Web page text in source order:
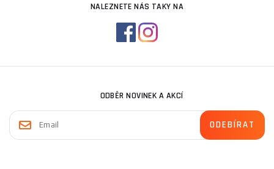
NALEZNETE NÁS TAKY NA
ODBĚR NOVINEK A AKCÍ